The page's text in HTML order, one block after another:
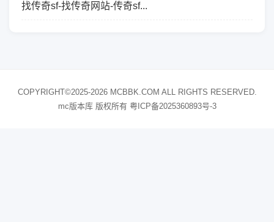
找传奇sf-找传奇网站-传奇sf...
COPYRIGHT©2025-2026 MCBBK.COM ALL RIGHTS RESERVED.
mc版本库 版权所有 粤ICP备2025360893号-3